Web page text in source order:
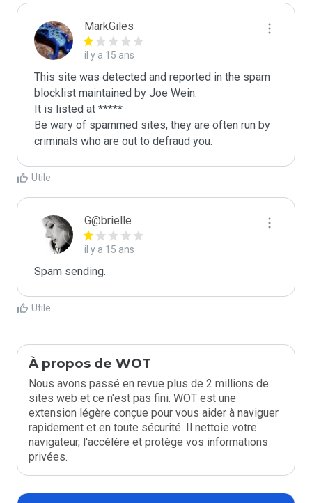
MarkGiles
il y a 15 ans
This site was detected and reported in the spam
blocklist maintained by Joe Wein.
It is listed at *****
Be wary of spammed sites, they are often run by
criminals who are out to defraud you.
Utile
G@brielle
il y a 15 ans
Spam sending.
Utile
À propos de WOT
Nous avons passé en revue plus de 2 millions de
sites web et ce n'est pas fini. WOT est une
extension légère conçue pour vous aider à naviguer
rapidement et en toute sécurité. Il nettoie votre
navigateur, l'accélère et protège vos informations
privées.